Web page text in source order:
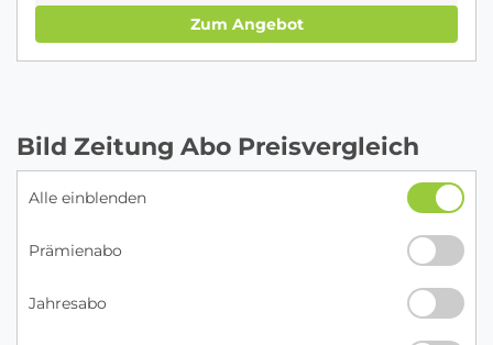
Zum Angebot
Bild Zeitung Abo Preisvergleich
Alle einblenden
Prämienabo
Jahresabo